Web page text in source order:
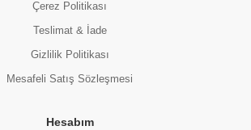
Çerez Politikası
Teslimat & İade
Gizlilik Politikası
Mesafeli Satış Sözleşmesi
Hesabım